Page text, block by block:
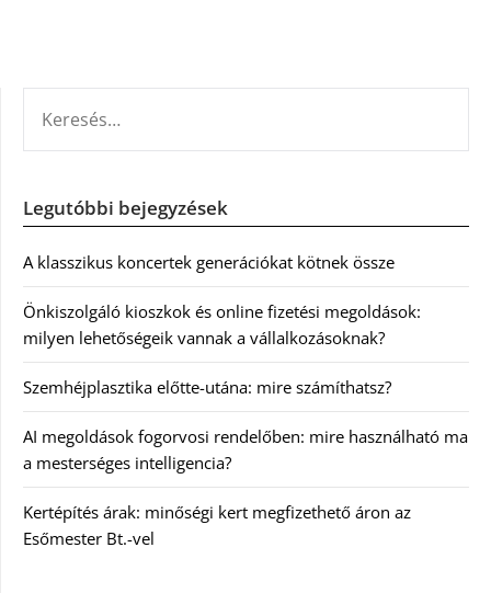
Legutóbbi bejegyzések
A klasszikus koncertek generációkat kötnek össze
Önkiszolgáló kioszkok és online fizetési megoldások:
milyen lehetőségeik vannak a vállalkozásoknak?
Szemhéjplasztika előtte-utána: mire számíthatsz?
AI megoldások fogorvosi rendelőben: mire használható ma
a mesterséges intelligencia?
Kertépítés árak: minőségi kert megfizethető áron az
Esőmester Bt.-vel